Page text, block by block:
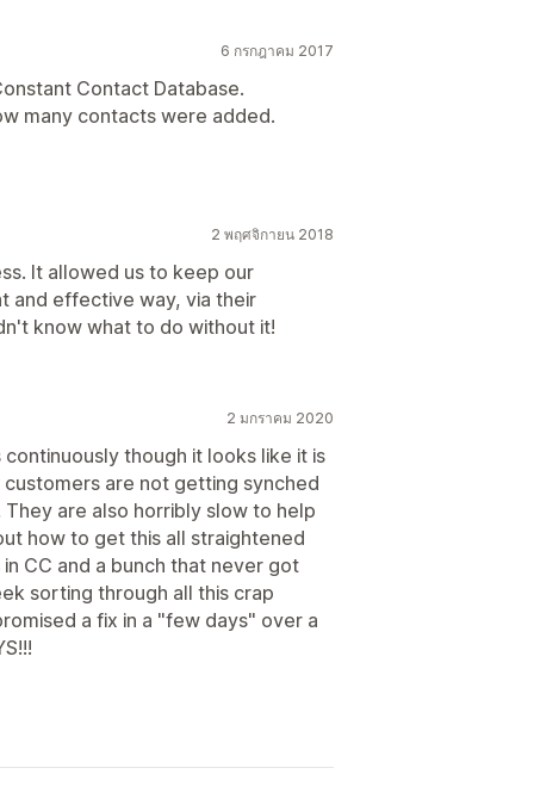
6 กรกฎาคม 2017
Contact Database.
many contacts were added.
2 พฤศจิกายน 2018
It allowed us to keep our
and effective way, via their
know what to do without it!
2 มกราคม 2020
though it looks like it is
are not getting synched
are also horribly slow to help
how to get this all straightened
CC and a bunch that never got
sorting through all this crap
a fix in a "few days" over a